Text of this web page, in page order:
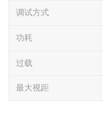
调试方式
功耗
过载
最大视距